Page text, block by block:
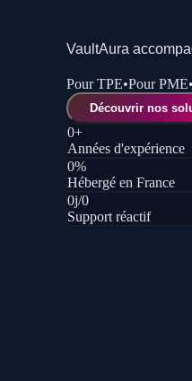
VaultAura
PourTPE•PourPME
Découvrir nos
0+
Années d'expérience
0%
Hébergé en France
0j/0
Support réactif